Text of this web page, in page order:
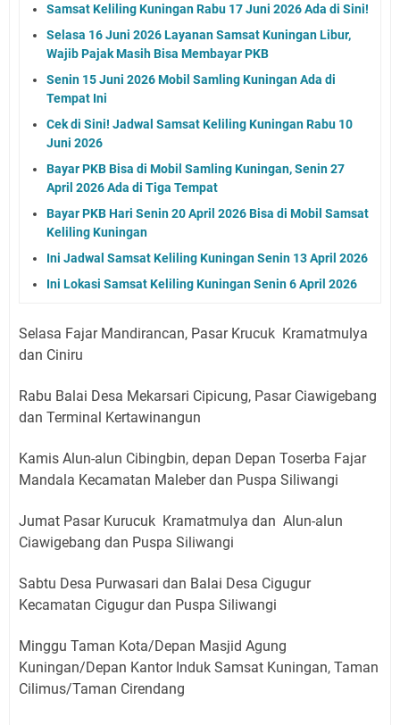
Samsat Keliling Kuningan Rabu 17 Juni 2026 Ada di Sini!
Selasa 16 Juni 2026 Layanan Samsat Kuningan Libur,
Wajib Pajak Masih Bisa Membayar PKB
Senin 15 Juni 2026 Mobil Samling Kuningan Ada di
Tempat Ini
Cek di Sini! Jadwal Samsat Keliling Kuningan Rabu 10
Juni 2026
Bayar PKB Bisa di Mobil Samling Kuningan, Senin 27
April 2026 Ada di Tiga Tempat
Bayar PKB Hari Senin 20 April 2026 Bisa di Mobil Samsat
Keliling Kuningan
Ini Jadwal Samsat Keliling Kuningan Senin 13 April 2026
Ini Lokasi Samsat Keliling Kuningan Senin 6 April 2026
Selasa Fajar Mandirancan, Pasar Krucuk Kramatmulya
dan Ciniru
Rabu Balai Desa Mekarsari Cipicung, Pasar Ciawigebang
dan Terminal Kertawinangun
Kamis Alun-alun Cibingbin, depan Depan Toserba Fajar
Mandala Kecamatan Maleber dan Puspa Siliwangi
Jumat Pasar Kurucuk Kramatmulya dan Alun-alun
Ciawigebang dan Puspa Siliwangi
Sabtu Desa Purwasari dan Balai Desa Cigugur
Kecamatan Cigugur dan Puspa Siliwangi
Minggu Taman Kota/Depan Masjid Agung
Kuningan/Depan Kantor Induk Samsat Kuningan, Taman
Cilimus/Taman Cirendang